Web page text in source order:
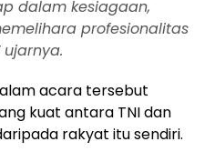
dalam kesiagaan,
profesionalitas
acara tersebut
kuat antara TNI dan
rakyat itu sendiri.